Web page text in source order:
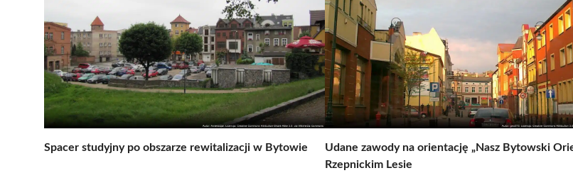
Spacer studyjny po obszarze rewitalizacji w Bytowie
Udane zawody na orientację „Nasz Bytowski
Rzepnickim Lesie